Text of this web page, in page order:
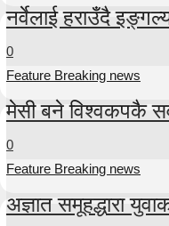
नर्वेलाई हराउँदै
0
Feature Breaking news
मेसी बने विश्वकपकै
0
Feature Breaking news
अज्ञात समूहद्धारा